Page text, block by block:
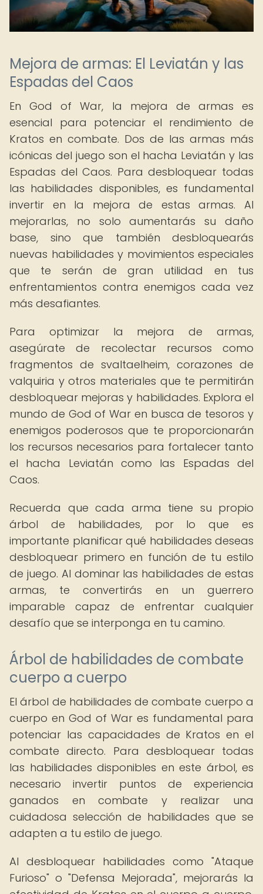
Mejora de armas: El Leviatán y las
Espadas del Caos
En God of War, la mejora de armas es
esencial para potenciar el rendimiento de
Kratos en combate. Dos de las armas más
icónicas del juego son el hacha Leviatán y las
Espadas del Caos. Para desbloquear todas
las habilidades disponibles, es fundamental
invertir en la mejora de estas armas. Al
mejorarlas, no solo aumentarás su daño
base, sino que también desbloquearás
nuevas habilidades y movimientos especiales
que te serán de gran utilidad en tus
enfrentamientos contra enemigos cada vez
más desafiantes.
Para optimizar la mejora de armas,
asegúrate de recolectar recursos como
fragmentos de svaltaelheim, corazones de
valquiria y otros materiales que te permitirán
desbloquear mejoras y habilidades. Explora el
mundo de God of War en busca de tesoros y
enemigos poderosos que te proporcionarán
los recursos necesarios para fortalecer tanto
el hacha Leviatán como las Espadas del
Caos.
Recuerda que cada arma tiene su propio
árbol de habilidades, por lo que es
importante planificar qué habilidades deseas
desbloquear primero en función de tu estilo
de juego. Al dominar las habilidades de estas
armas, te convertirás en un guerrero
imparable capaz de enfrentar cualquier
desafío que se interponga en tu camino.
Árbol de habilidades de combate
cuerpo a cuerpo
El árbol de habilidades de combate cuerpo a
cuerpo en God of War es fundamental para
potenciar las capacidades de Kratos en el
combate directo. Para desbloquear todas
las habilidades disponibles en este árbol, es
necesario invertir puntos de experiencia
ganados en combate y realizar una
cuidadosa selección de habilidades que se
adapten a tu estilo de juego.
Al desbloquear habilidades como "Ataque
Furioso" o "Defensa Mejorada", mejorarás la